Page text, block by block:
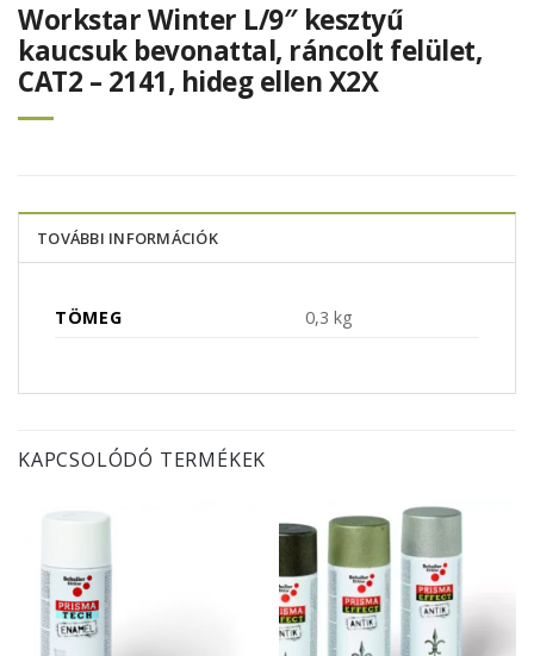
Workstar Winter L/9″ kesztyű
kaucsuk bevonattal, ráncolt felület,
CAT2 – 2141, hideg ellen X2X
TOVÁBBI INFORMÁCIÓK
TÖMEG 0,3 kg
KAPCSOLÓDÓ TERMÉKEK